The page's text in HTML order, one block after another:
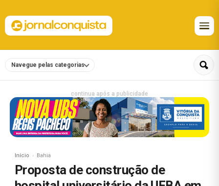
Navegue pelas categorias
continua após a publicidade
Início Bahia
Proposta de construção de